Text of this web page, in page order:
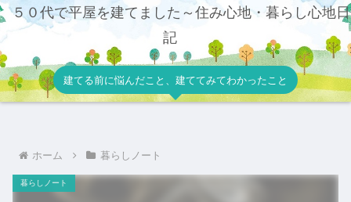
５０代で平屋を建てました～住み心地・暮らし心地日
記
建てる前に悩んだこと、建ててみてわかったこと
ホーム 暮らしノート
暮らしノート